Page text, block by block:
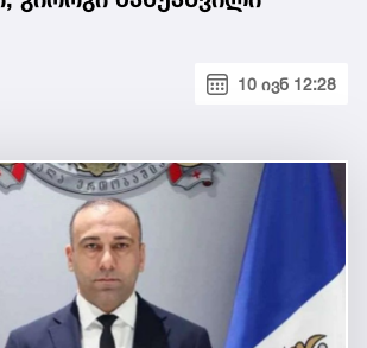
10 ივნ 12:28